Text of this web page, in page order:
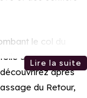
le col du
de fond. Puis
après
du Retour,
Lire la suite